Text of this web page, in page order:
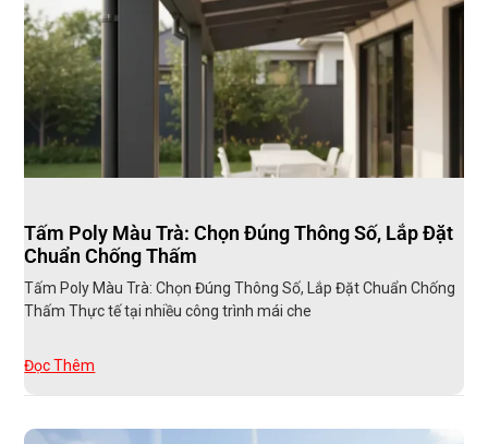
Tấm Poly Màu Trà: Chọn Đúng Thông Số, Lắp Đặt
Chuẩn Chống Thấm
Tấm Poly Màu Trà: Chọn Đúng Thông Số, Lắp Đặt Chuẩn Chống
Thấm Thực tế tại nhiều công trình mái che
Đọc Thêm